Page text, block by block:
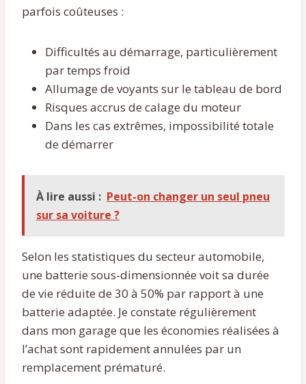
parfois coûteuses :
Difficultés au démarrage, particulièrement
par temps froid
Allumage de voyants sur le tableau de bord
Risques accrus de calage du moteur
Dans les cas extrêmes, impossibilité totale
de démarrer
À lire aussi : Peut-on changer un seul pneu
sur sa voiture ?
Selon les statistiques du secteur automobile,
une batterie sous-dimensionnée voit sa durée
de vie réduite de 30 à 50% par rapport à une
batterie adaptée. Je constate régulièrement
dans mon garage que les économies réalisées à
l’achat sont rapidement annulées par un
remplacement prématuré.